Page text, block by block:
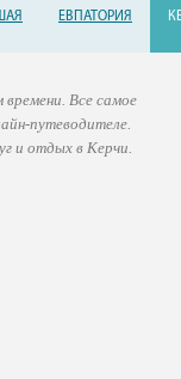
ЕВПАТОРИЯ
времени. Все самое
путеводителе.
и отдых в Керчи.